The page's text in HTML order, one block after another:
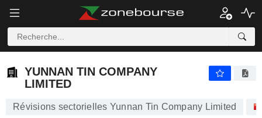
YUNNAN TIN COMPANY
LIMITED
Révisions sectorielles Yunnan Tin Company Limited